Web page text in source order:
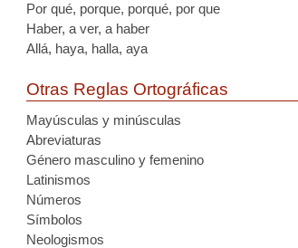
Por qué, porque, porqué, por que
Haber, a ver, a haber
Allá, haya, halla, aya
Otras Reglas Ortográficas
Mayúsculas y minúsculas
Abreviaturas
Género masculino y femenino
Latinismos
Números
Símbolos
Neologismos